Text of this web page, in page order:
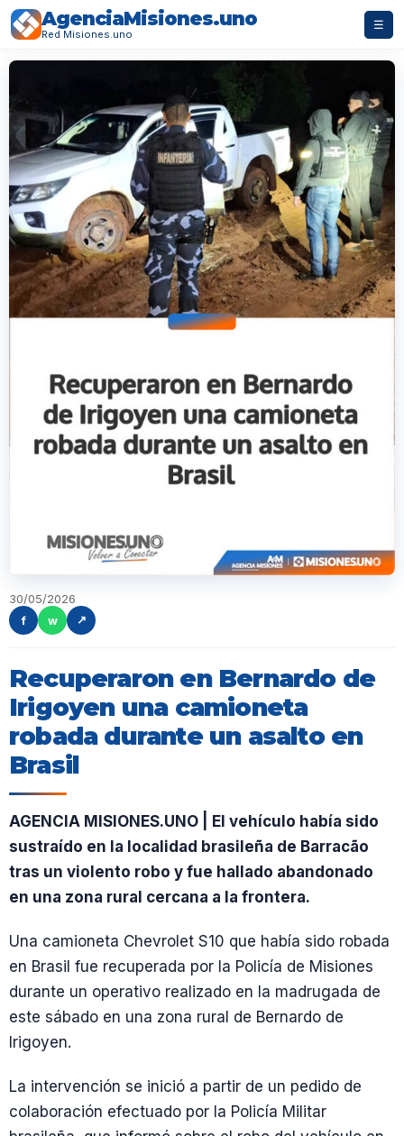
AgenciaMisiones.uno
Red Misiones.uno
☰
30/05/2026
f
w ↗
Recuperaron en Bernardo de
Irigoyen una camioneta
robada durante un asalto en
Brasil
AGENCIA MISIONES.UNO | El vehículo había sido
sustraído en la localidad brasileña de Barracão
tras un violento robo y fue hallado abandonado
en una zona rural cercana a la frontera.
Una camioneta Chevrolet S10 que había sido robada
en Brasil fue recuperada por la Policía de Misiones
durante un operativo realizado en la madrugada de
este sábado en una zona rural de Bernardo de
Irigoyen.
La intervención se inició a partir de un pedido de
colaboración efectuado por la Policía Militar